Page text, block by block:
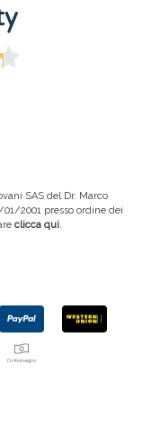
SAS del Dr. Marco
2001 presso ordine dei
clicca qui.